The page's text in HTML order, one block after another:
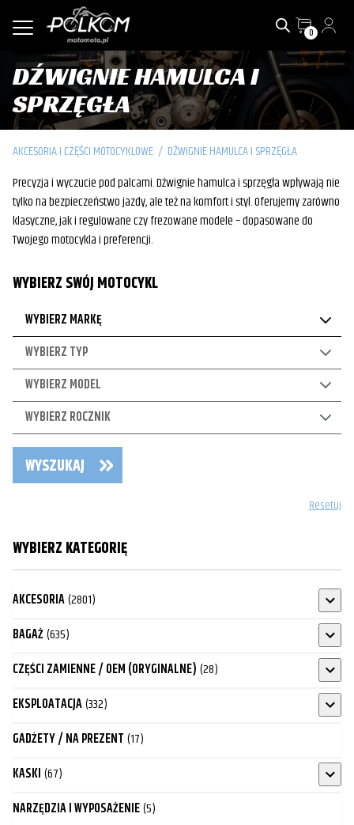
0
DŹWIGNIE HAMULCA I
SPRZĘGŁA
AKCESORIA I CZĘŚCI MOTOCYKLOWE / DŹWIGNIE HAMULCA I SPRZĘGŁA
Precyzja i wyczucie pod palcami. Dźwignie hamulca i sprzęgła wpływają nie
tylko na bezpieczeństwo jazdy, ale też na komfort i styl. Oferujemy zarówno
klasyczne, jak i regulowane czy frezowane modele – dopasowane do
Twojego motocykla i preferencji.
WYBIERZ SWÓJ MOTOCYKL
WYBIERZ MARKĘ
WYBIERZ TYP
WYBIERZ MODEL
WYBIERZ ROCZNIK
WYSZUKAJ
Resetuj
WYBIERZ KATEGORIĘ
AKCESORIA(2801)
BAGAŻ(635)
CZĘŚCI ZAMIENNE / OEM (ORYGINALNE) (28)
EKSPLOATACJA(332)
GADŻETY / NA PREZENT (17)
KASKI (67)
NARZĘDZIA I WYPOSAŻENIE(5)